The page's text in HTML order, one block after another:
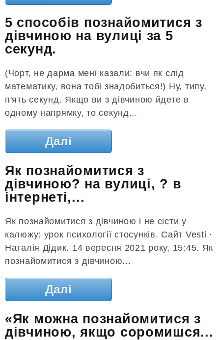
5 способів познайомитися з
дівчиною на вулиці за 5
секунд.
(Чорт, не дарма мені казали: вчи як слід
математику, вона тобі знадобиться!) Ну, типу,
п'ять секунд. Якщо ви з дівчиною йдете в
одному напрямку, то секунд...
Далі
Як познайомитися з
дівчиною? на вулиці, ? в
інтернеті,...
Як познайомитися з дівчиною і не сісти у
калюжу: урок психології стосунків. Сайт Vesti ·
Наталія Дідик. 14 вересня 2021 року, 15:45. Як
познайомитися з дівчиною...
Далі
«Як можна познайомитися з
дівчиною, якщо соромишся...